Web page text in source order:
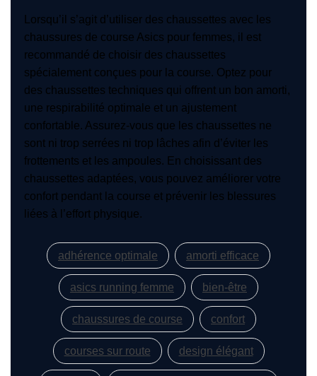
Lorsqu’il s’agit d’utiliser des chaussettes avec les
chaussures de course Asics pour femmes, il est
recommandé de choisir des chaussettes
spécialement conçues pour la course. Optez pour
des chaussettes techniques qui offrent un bon amorti,
une respirabilité optimale et un ajustement
confortable. Assurez-vous que les chaussettes ne
sont ni trop serrées ni trop lâches afin d’éviter les
frottements et les ampoules. En choisissant des
chaussettes adaptées, vous pouvez améliorer votre
confort pendant la course et prévenir les blessures
liées à l’effort physique.
adhérence optimale amorti efficace
asics running femme bien-être
chaussures de course confort
courses sur route design élégant